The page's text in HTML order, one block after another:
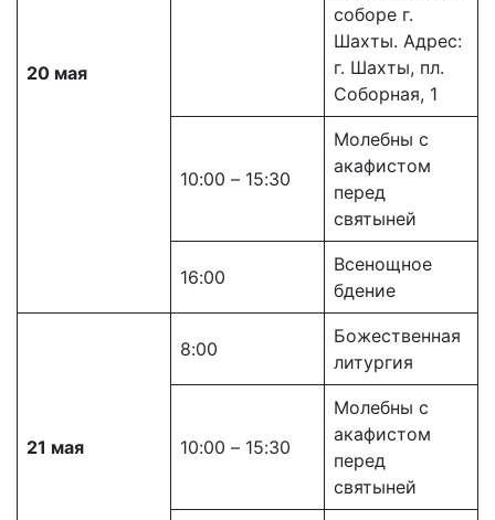
20 мая
соборе г.
Шахты. Адрес:
г. Шахты, пл.
Соборная, 1
10:00 – 15:30
Молебны с
акафистом
перед
святыней
16:00
Всенощное
бдение
21 мая
8:00
Божественная
литургия
10:00 – 15:30
Молебны с
акафистом
перед
святыней